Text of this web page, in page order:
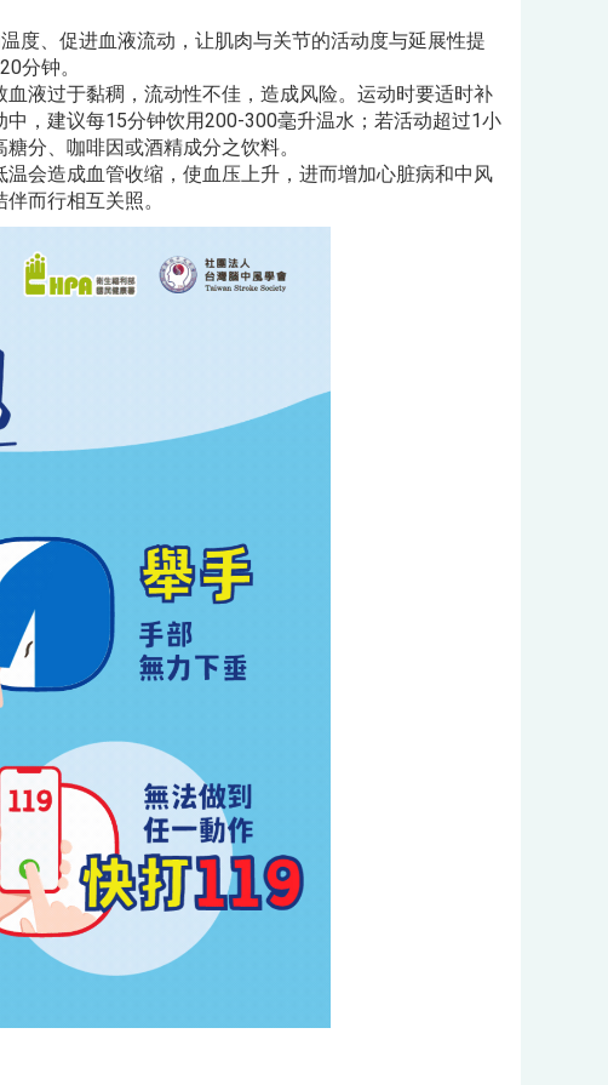
度、促进血液流动，让肌肉与关节的活动度与延展性提
分钟。
液过于黏稠，流动性不佳，造成风险。运动时要适时补
，建议每15分钟饮用200-300毫升温水；若活动超过1小
分、咖啡因或酒精成分之饮料。
会造成血管收缩，使血压上升，进而增加心脏病和中风
而行相互关照。